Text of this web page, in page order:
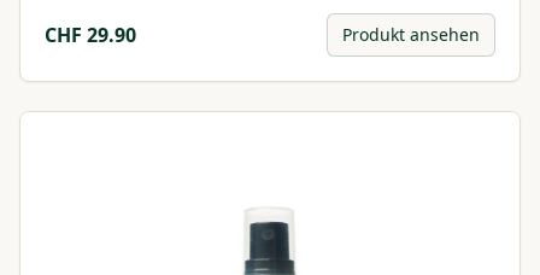
CHF 29.90 Produkt ansehen